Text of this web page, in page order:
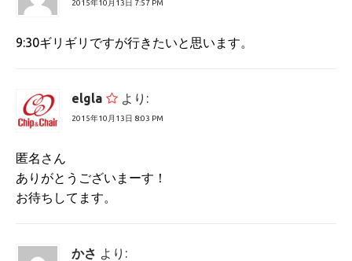
2015年10月13日 7:57 PM
9:30ギリギリですが行きたいと思います。
elgla より:
2015年10月13日 8:03 PM
匿名さん
ありがとうございまーす！
お待ちしてます。
かさ より: